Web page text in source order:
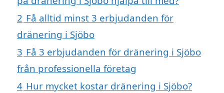
2 Få alltid minst 3 erbjudanden för
dränering i Sjöbo
3 Få 3 erbjudanden för dränering i Sjöbo
från professionella företag
4 Hur mycket kostar dränering i Sjöbo?